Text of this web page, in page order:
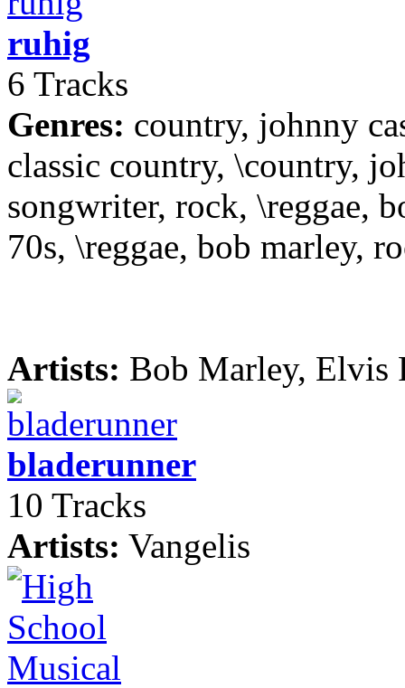
ruhig
6 Tracks
Genres: country, johnny
classic country, \country,
songwriter, rock, \reggae,
70s, \reggae, bob marley,
Artists: Bob Marley, Elvis
bladerunner
10 Tracks
Artists: Vangelis